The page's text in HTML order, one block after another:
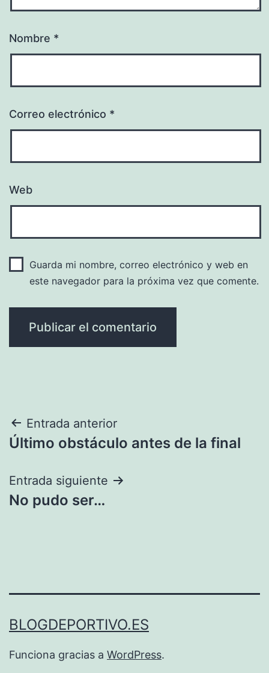
Nombre *
Correo electrónico *
Web
Guarda mi nombre, correo electrónico y web en
este navegador para la próxima vez que comente.
Navegación
de
entradas
Entrada anterior
Último obstáculo antes de la final
Entrada siguiente
No pudo ser…
BLOGDEPORTIVO.ES
Funciona gracias a WordPress.